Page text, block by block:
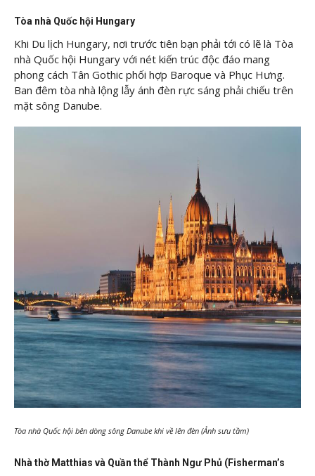
Tòa nhà Quốc hội Hungary
Khi Du lịch Hungary, nơi trước tiên bạn phải tới có lẽ là Tòa
nhà Quốc hội Hungary với nét kiến trúc độc đáo mang
phong cách Tân Gothic phối hợp Baroque và Phục Hưng.
Ban đêm tòa nhà lộng lẫy ánh đèn rực sáng phải chiếu trên
mặt sông Danube.
Tòa nhà Quốc hội bên dòng sông Danube khi về lên đèn (Ảnh sưu tầm)
Nhà thờ Matthias và Quần thể Thành Ngư Phủ (Fisherman’s